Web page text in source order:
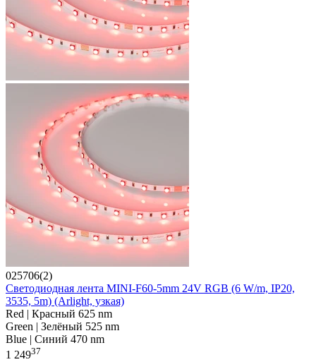
025706(2)
Светодиодная лента MINI-F60-5mm 24V RGB (6 W/m, IP20,
3535, 5m) (Arlight, узкая)
Red | Красный 625 nm
Green | Зелёный 525 nm
Blue | Синий 470 nm
1 24937